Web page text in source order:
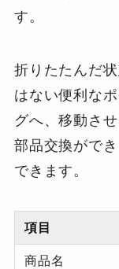
す。
折りたたんだ
はない便利な
グへ、移動さ
部品交換がで
できます。
項目
商品名